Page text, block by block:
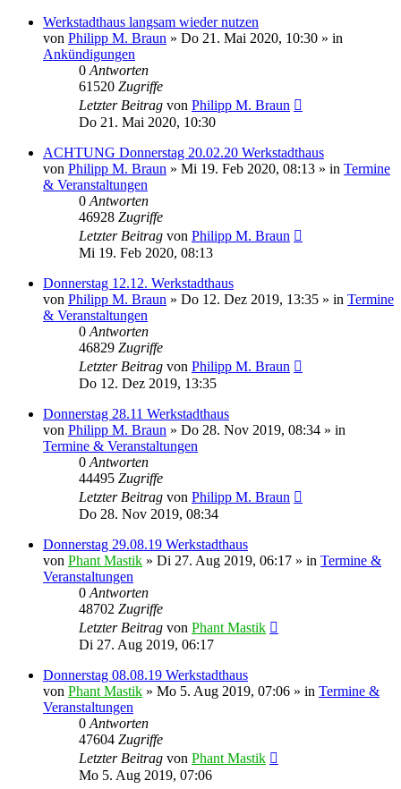
Werkstadthaus langsam wieder nutzen
von Philipp M. Braun » Do 21. Mai 2020, 10:30 » in
Ankündigungen
0 Antworten
61520 Zugriffe
Letzter Beitrag von Philipp M. Braun
Do 21. Mai 2020, 10:30
ACHTUNG Donnerstag 20.02.20 Werkstadthaus
von Philipp M. Braun » Mi 19. Feb 2020, 08:13 » in Termine
& Veranstaltungen
0 Antworten
46928 Zugriffe
Letzter Beitrag von Philipp M. Braun
Mi 19. Feb 2020, 08:13
Donnerstag 12.12. Werkstadthaus
von Philipp M. Braun » Do 12. Dez 2019, 13:35 » in Termine
& Veranstaltungen
0 Antworten
46829 Zugriffe
Letzter Beitrag von Philipp M. Braun
Do 12. Dez 2019, 13:35
Donnerstag 28.11 Werkstadthaus
von Philipp M. Braun » Do 28. Nov 2019, 08:34 » in
Termine & Veranstaltungen
0 Antworten
44495 Zugriffe
Letzter Beitrag von Philipp M. Braun
Do 28. Nov 2019, 08:34
Donnerstag 29.08.19 Werkstadthaus
von Phant Mastik » Di 27. Aug 2019, 06:17 » in Termine &
Veranstaltungen
0 Antworten
48702 Zugriffe
Letzter Beitrag von Phant Mastik
Di 27. Aug 2019, 06:17
Donnerstag 08.08.19 Werkstadthaus
von Phant Mastik » Mo 5. Aug 2019, 07:06 » in Termine &
Veranstaltungen
0 Antworten
47604 Zugriffe
Letzter Beitrag von Phant Mastik
Mo 5. Aug 2019, 07:06